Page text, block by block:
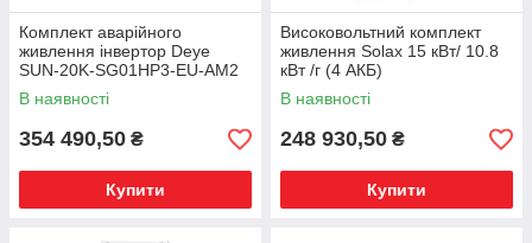
Комплект аварійного
живлення інвертор Deye
SUN-20K-SG01HP3-EU-AM2
+ АКБ BOS-G PRO 6 шт +
BMS BOS-G PRO
В наявності
354 490,50 ₴
Купити
Високовольтний комплект
живлення Solax 15 кВт/ 10.8
кВт /г (4 АКБ)
В наявності
248 930,50 ₴
Купити